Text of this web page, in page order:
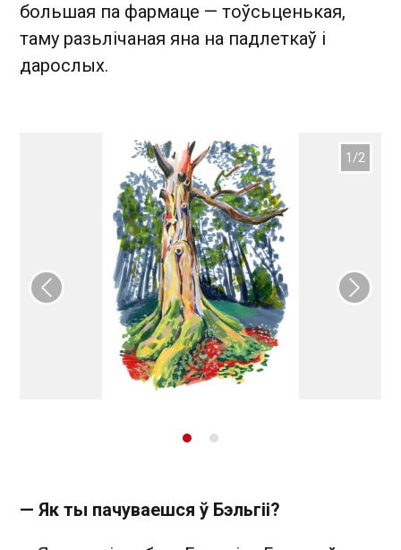
большая па фармаце — тоўсьценькая,
таму разьлічаная яна на падлеткаў і
дарослых.
Папярэдні слайд
— Як ты пачуваешся ў Бэльгіі?